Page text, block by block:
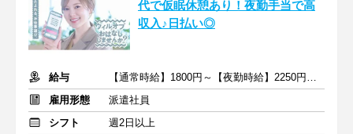
代で仮眠休憩あり！夜勤手当で高
収入♪日払い◎
給与
【通常時給】1800円～【夜勤時給】2250円～ ＋交通費
雇用形態
派遣社員
シフト
週2日以上